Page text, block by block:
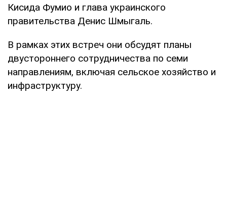
Кисида Фумио и глава украинского
правительства Денис Шмыгаль.
В рамках этих встреч они обсудят планы
двустороннего сотрудничества по семи
направлениям, включая сельское хозяйство и
инфраструктуру.